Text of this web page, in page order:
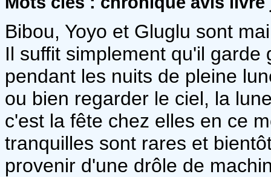
Bibou, Yoyo et Gluglu sont
Il suffit simplement qu'il
pendant les nuits de pleine
ou bien regarder le ciel, la
c'est la fête chez elles en ce
tranquilles sont rares et
provenir d'une drôle de